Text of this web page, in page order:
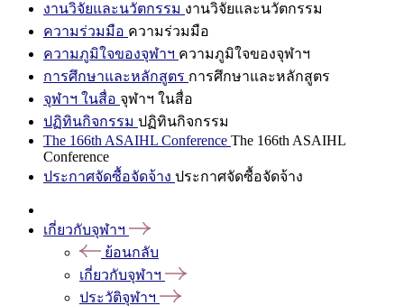
งานวิจัยและนวัตกรรม งานวิจัยและนวัตกรรม
ความร่วมมือ ความร่วมมือ
ความภูมิใจของจุฬาฯ ความภูมิใจของจุฬาฯ
การศึกษาและหลักสูตร การศึกษาและหลักสูตร
จุฬาฯ ในสื่อ จุฬาฯ ในสื่อ
ปฏิทินกิจกรรม ปฏิทินกิจกรรม
The 166th ASAIHL Conference The 166th ASAIHL
Conference
ประกาศจัดซื้อจัดจ้าง ประกาศจัดซื้อจัดจ้าง
เกี่ยวกับจุฬาฯ
ย้อนกลับ
เกี่ยวกับจุฬาฯ
ประวัติจุฬาฯ